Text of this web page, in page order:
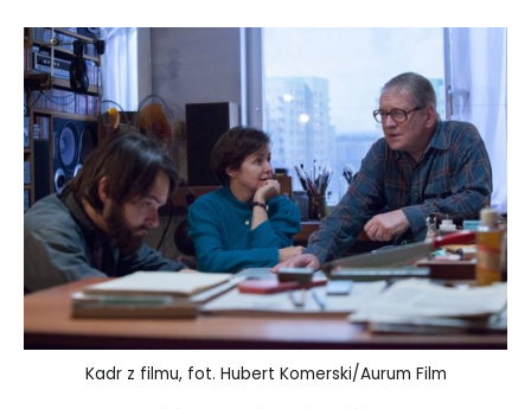
Kadr z filmu, fot. Hubert Komerski/Aurum Film